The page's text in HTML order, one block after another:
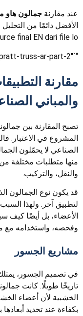
عند مقارنة جمالون هاو
الأفضل دائمًا من
final EN dari file lo.
“`html id=”howe-truss-vs-pratt-truss-ar-part-2″
مقارنة
والمباني
تصبح المقارنة بين
المشروع في الاعتبار.
الصناعي لا يحمّلون
منها متطلبات مختلفة من
والنقل، والتركيب.
قد يكون نوع الجمالون
لتطبيق آخر. ولهذا
الأعضاء، بل أيضًا كيف
وفحصه، واستخدامه مع
مشاريع الجسور
في تصميم الجسور،
تاريخًا طويلًا. كانت
الخشبية لأن أعضاء
بكفاءة عند تحديد